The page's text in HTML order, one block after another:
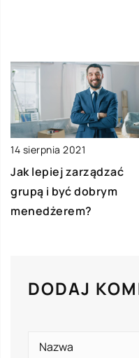
14 sierpnia 2021
Jak lepiej zarządzać
grupą i być dobrym
menedżerem?
DODAJ